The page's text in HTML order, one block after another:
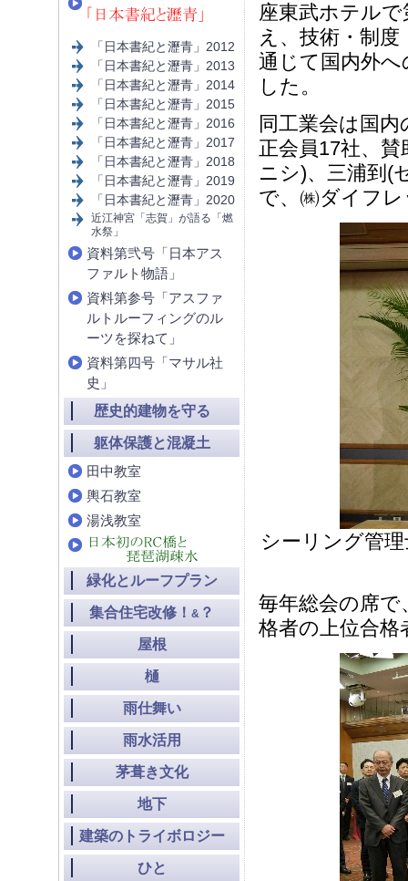
座東武ホテル
え、技術・制
通じて国内外
した。
同工業会は国
正会員17社、
ニシ)、三浦到(
で、㈱ダイフ
シーリング管
毎年総会の席
格者の上位合
「日本書紀と瀝青」2012
「日本書紀と瀝青」2013
「日本書紀と瀝青」2014
「日本書紀と瀝青」2015
「日本書紀と瀝青」2016
「日本書紀と瀝青」2017
「日本書紀と瀝青」2018
「日本書紀と瀝青」2019
「日本書紀と瀝青」2020
近江神宮「志賀」が語る「燃
水祭」
資料第弐号「日本アス
ファルト物語」
資料第参号「アスファ
ルトルーフィングのル
ーツを探ねて」
資料第四号「マサル社
史」
歴史的建物を守る
躯体保護と混凝土
田中教室
輿石教室
湯浅教室
緑化とルーフプラン
集合住宅改修！ & ？
屋根
樋
雨仕舞い
雨水活用
茅葺き文化
地下
建築のトライボロジー
ひと